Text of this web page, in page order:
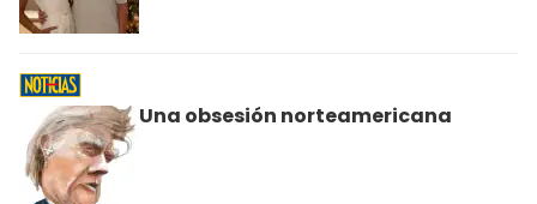
Una obsesión norteamericana